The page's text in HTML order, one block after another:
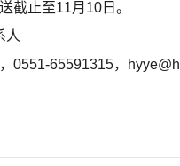
截止至11月10日。
65591315，